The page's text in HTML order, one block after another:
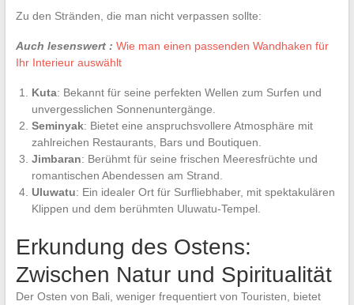
Zu den Stränden, die man nicht verpassen sollte:
Auch lesenswert : Wie man einen passenden Wandhaken für
Ihr Interieur auswählt
Kuta: Bekannt für seine perfekten Wellen zum Surfen und
unvergesslichen Sonnenuntergänge.
Seminyak: Bietet eine anspruchsvollere Atmosphäre mit
zahlreichen Restaurants, Bars und Boutiquen.
Jimbaran: Berühmt für seine frischen Meeresfrüchte und
romantischen Abendessen am Strand.
Uluwatu: Ein idealer Ort für Surfliebhaber, mit spektakulären
Klippen und dem berühmten Uluwatu-Tempel.
Erkundung des Ostens:
Zwischen Natur und Spiritualität
Der Osten von Bali, weniger frequentiert von Touristen, bietet